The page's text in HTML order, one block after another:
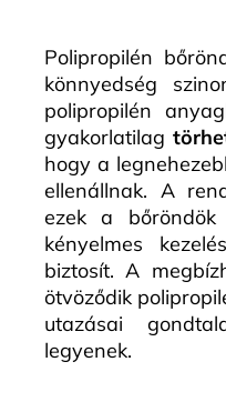
Polipropilén
könnyedség
polipropilén
gyakorlatilag
hogy a
ellenállnak. A
ezek a bőröndök
kényelmes
biztosít. A
ötvöződik
utazásai
legyenek.